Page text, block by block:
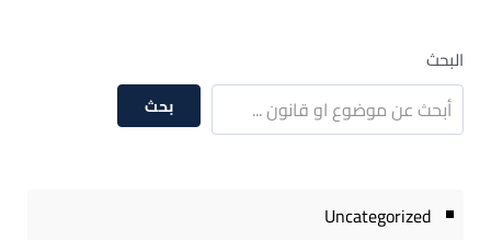
البحث
بحث
Uncategorized